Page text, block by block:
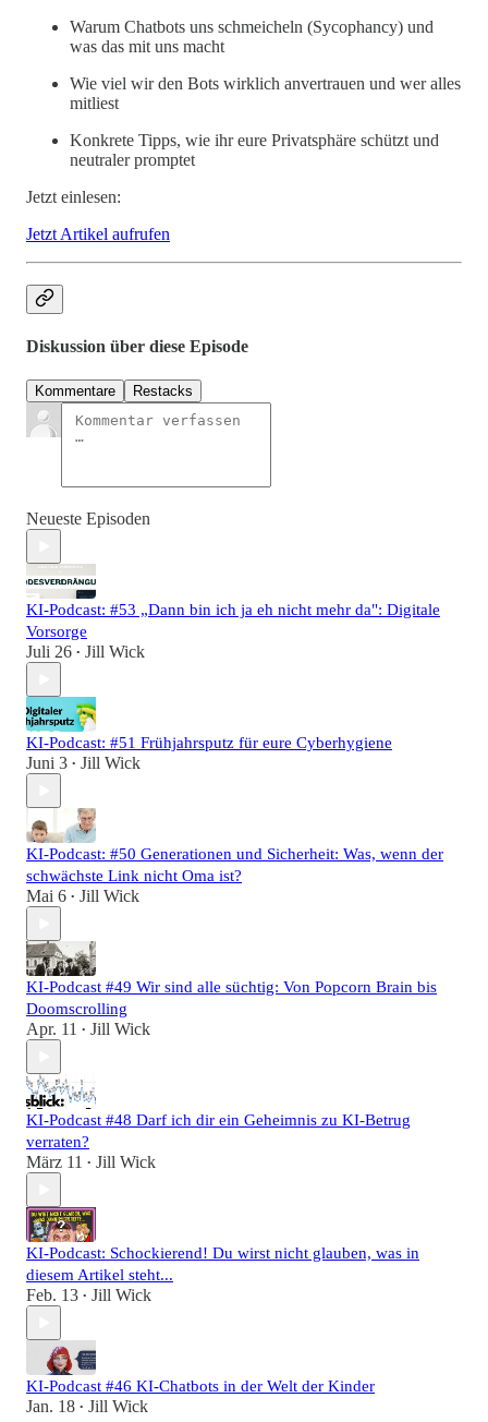
Warum Chatbots uns schmeicheln (Sycophancy) und
was das mit uns macht
Wie viel wir den Bots wirklich anvertrauen und wer alles
mitliest
Konkrete Tipps, wie ihr eure Privatsphäre schützt und
neutraler promptet
Jetzt einlesen:
Jetzt Artikel aufrufen
Diskussion über diese Episode
Kommentare Restacks
Neueste Episoden
KI-Podcast: #53 „Dann bin ich ja eh nicht mehr da": Digitale
Vorsorge
Juli 26 • Jill Wick
KI-Podcast: #51 Frühjahrsputz für eure Cyberhygiene
Juni 3 • Jill Wick
KI-Podcast: #50 Generationen und Sicherheit: Was, wenn der
schwächste Link nicht Oma ist?
Mai 6 • Jill Wick
KI-Podcast #49 Wir sind alle süchtig: Von Popcorn Brain bis
Doomscrolling
Apr. 11 • Jill Wick
KI-Podcast #48 Darf ich dir ein Geheimnis zu KI-Betrug
verraten?
März 11 • Jill Wick
KI-Podcast: Schockierend! Du wirst nicht glauben, was in
diesem Artikel steht...
Feb. 13 • Jill Wick
KI-Podcast #46 KI-Chatbots in der Welt der Kinder
Jan. 18 • Jill Wick